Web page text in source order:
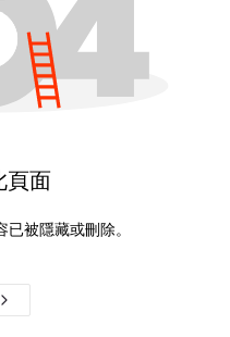
頁面
被隱藏或刪除。